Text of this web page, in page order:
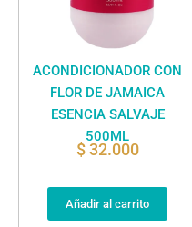
ACONDICIONADOR CON
FLOR DE JAMAICA
ESENCIA SALVAJE
500ML
$32.000
Añadir al carrito